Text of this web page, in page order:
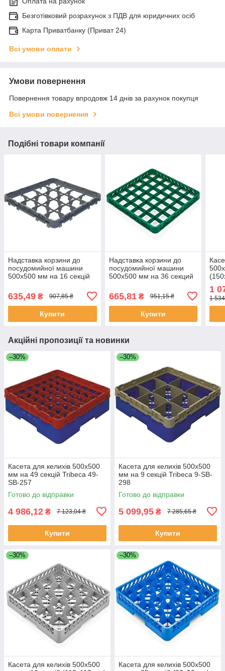
Безготівковий розрахунок з ПДВ для юридичних осіб
Карта Приватбанку (Приват 24)
Всі умови оплати
Умови повернення
Повернення товару впродовж 14 днів за рахунок покупця
Всі умови повернення
Подібні товари компанії
Надставка корзини до
посудомийної машини
500х500 мм на 16 секцій
635,49 ₴ 907,85 ₴
Купити
Надставка корзини до
посудомийної машини
500х500 мм на 36 секций
665,81₴ 951,15 ₴
Купити
1
1
Акційні пропозиції та новинки
–30%
Касета для келихів 500х500
мм на 49 секцій Tribeca 49-
SB-257
Готово до відправки
4 986,12 ₴ 7 123,04 ₴
Купити
–30%
Касета для келихів 500х500
мм на 9 секцій Tribeca 9-SB-
298
Готово до відправки
5 099,95 ₴ 7 285,65 ₴
Купити
–30%
Касета для келихів 500х500
–30%
Касета для келихів 500х500